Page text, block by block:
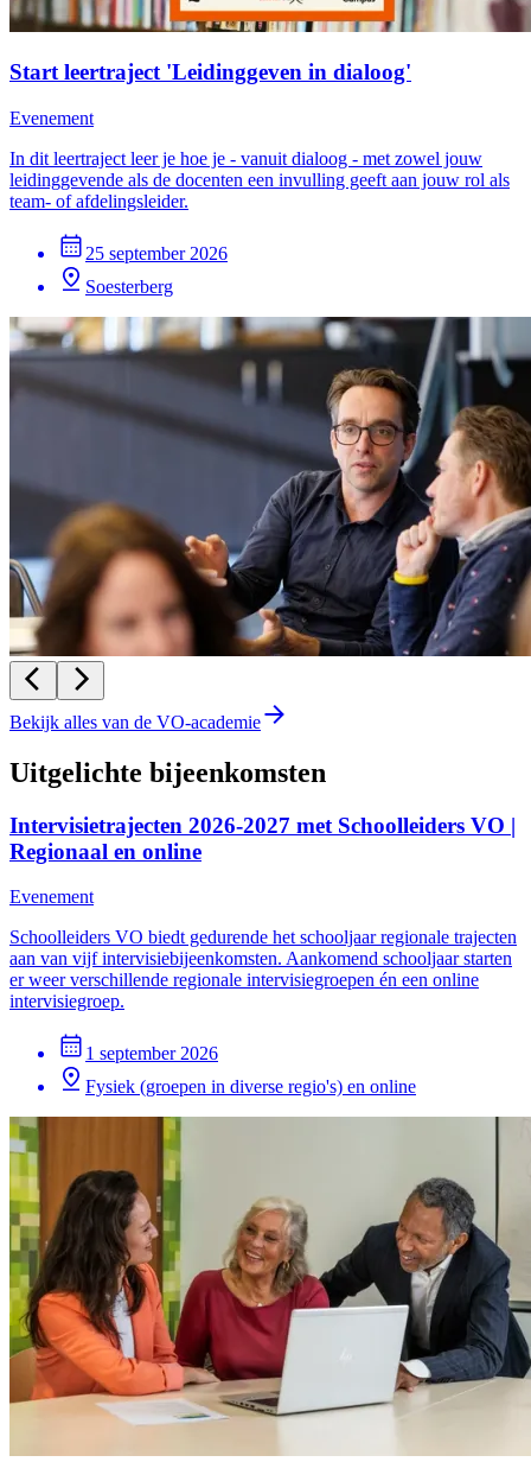
Start leertraject 'Leidinggeven in dialoog'
Evenement
In dit leertraject leer je hoe je - vanuit dialoog - met zowel jouw
leidinggevende als de docenten een invulling geeft aan jouw rol als
team- of afdelingsleider.
25 september 2026
Soesterberg
Bekijk alles van de VO-academie
Uitgelichte bijeenkomsten
Intervisietrajecten 2026-2027 met Schoolleiders VO |
Regionaal en online
Evenement
Schoolleiders VO biedt gedurende het schooljaar regionale trajecten
aan van vijf intervisiebijeenkomsten. Aankomend schooljaar starten
er weer verschillende regionale intervisiegroepen én een online
intervisiegroep.
1 september 2026
Fysiek (groepen in diverse regio's) en online